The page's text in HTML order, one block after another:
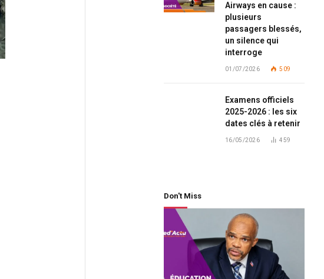
Airways en cause :
plusieurs
passagers blessés,
un silence qui
interroge
01/07/2026 509
Examens officiels
2025-2026 : les six
dates clés à retenir
16/05/2026 459
Don't Miss